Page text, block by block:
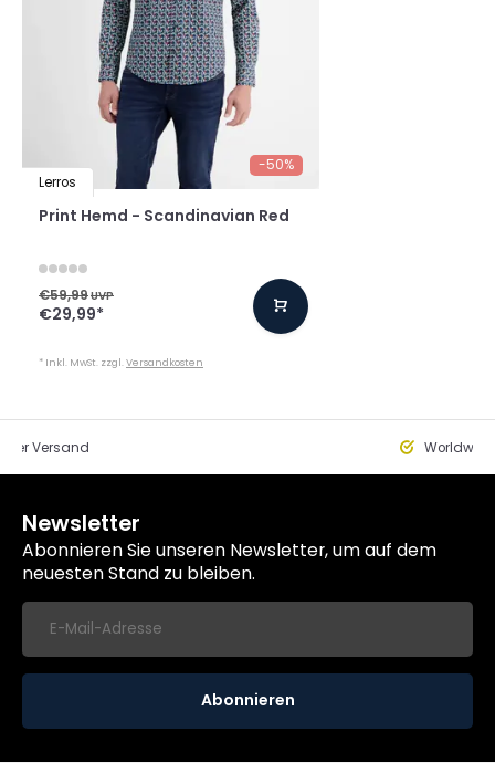
-50%
Lerros
Print Hemd - Scandinavian Red
€59,99UVP
€29,99*
* Inkl. MwSt. zzgl.Versandkosten
Versand
Newsletter
Abonnieren Sie unseren Newsletter, um auf dem
neuesten Stand zu bleiben.
Abonnieren